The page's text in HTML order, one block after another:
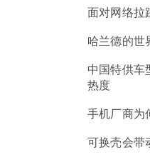
面对网络拉
哈兰德的世
中国特供车
热度
手机厂商为
可换壳会带